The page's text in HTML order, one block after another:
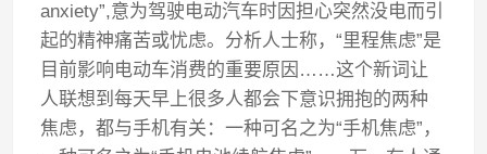
anxiety”,意为驾驶电动汽车时因担心突然没电而引
起的精神痛苦或忧虑。分析人士称，“里程焦虑”是
目前影响电动车消费的重要原因……这个新词让
人联想到每天早上很多人都会下意识拥抱的两种
焦虑，都与手机有关：一种可名之为“手机焦虑”，